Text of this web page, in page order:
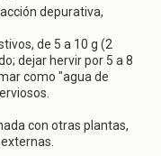
depurativa,
de 5 a 10 g (2
dejar hervir por 5 a 8
como "agua de
con otras plantas,